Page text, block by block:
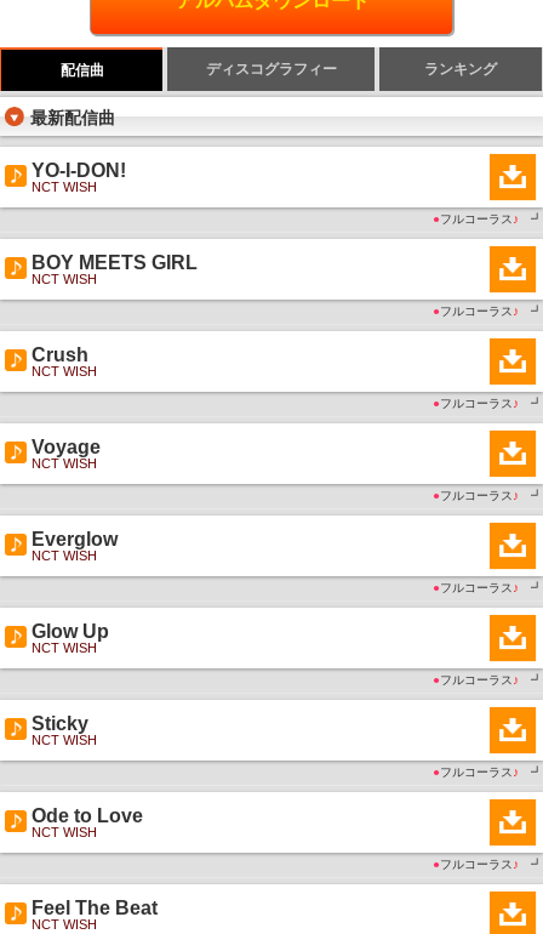
配信曲 ディスコグラフィー ランキング
最新配信曲
YO-I-DON!
NCT WISH
●フルコーラス ♪ ┛
BOY MEETS GIRL
NCT WISH
●フルコーラス ♪ ┛
Crush
NCT WISH
●フルコーラス ♪ ┛
Voyage
NCT WISH
●フルコーラス ♪ ┛
Everglow
NCT WISH
●フルコーラス ♪ ┛
Glow Up
NCT WISH
●フルコーラス ♪ ┛
Sticky
NCT WISH
●フルコーラス ♪ ┛
Ode to Love
NCT WISH
●フルコーラス ♪ ┛
Feel The Beat
NCT WISH